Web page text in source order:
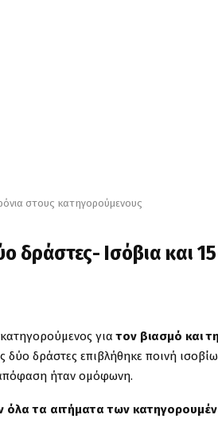
στους κατηγορούμενους
δράστες- Ισόβια και 15
γιατον βιασμό και τη
δύο δράστες επιβλήθηκε ποινή
ήταν ομόφωνη.
όλα τα αιτήματα των